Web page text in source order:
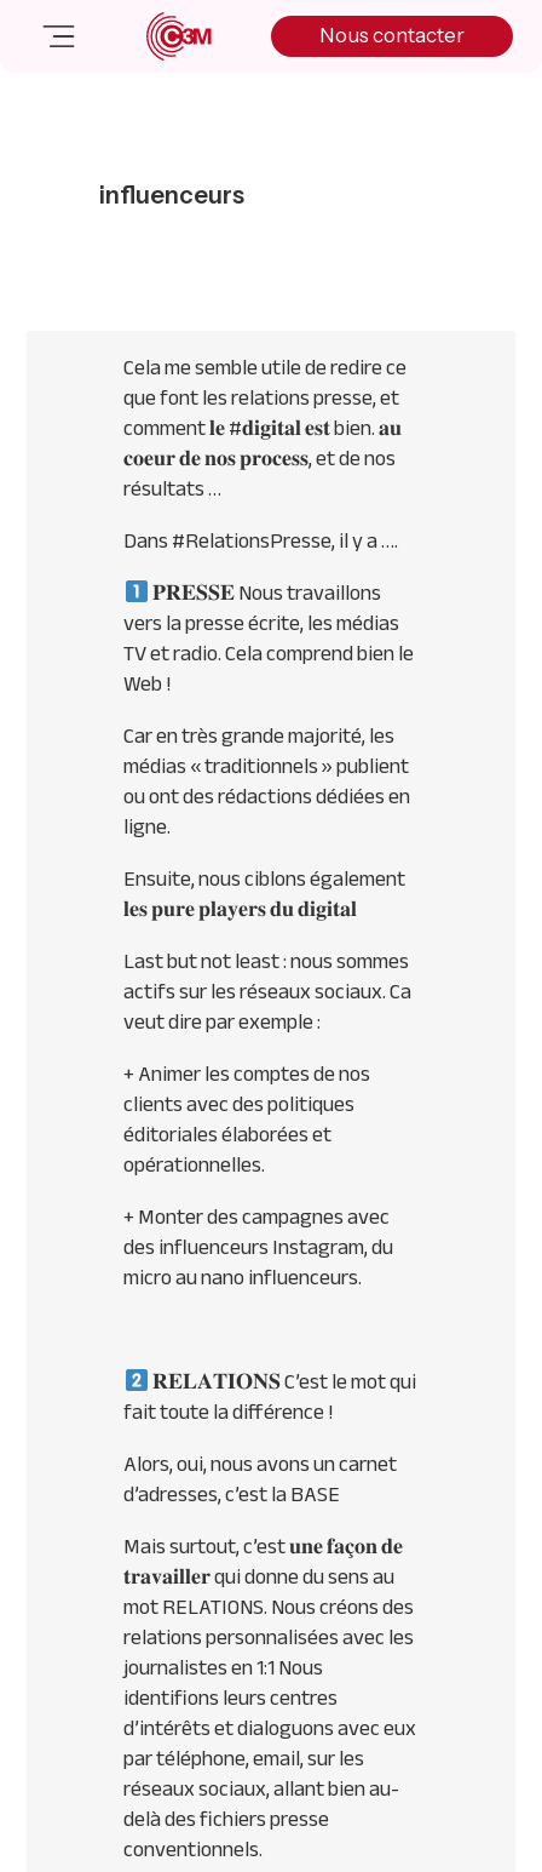
Nous contacter
Salle de presse
Nous contacter
influenceurs
Cela me semble utile de redire ce
que font les relations presse, et
comment 𝐥𝐞 #𝐝𝐢𝐠𝐢𝐭𝐚𝐥 𝐞𝐬𝐭 bien. 𝐚𝐮
𝐜𝐨𝐞𝐮𝐫 𝐝𝐞 𝐧𝐨𝐬 𝐩𝐫𝐨𝐜𝐞𝐬𝐬, et de nos
résultats …
Dans #RelationsPresse, il y a ….
𝐏𝐑𝐄𝐒𝐒𝐄 Nous travaillons
vers la presse écrite, les médias
TV et radio. Cela comprend bien le
Web !
Car en très grande majorité, les
médias « traditionnels » publient
ou ont des rédactions dédiées en
ligne.
Ensuite, nous ciblons également
𝐥𝐞𝐬 𝐩𝐮𝐫𝐞 𝐩𝐥𝐚𝐲𝐞𝐫𝐬 𝐝𝐮 𝐝𝐢𝐠𝐢𝐭𝐚𝐥
Last but not least : nous sommes
actifs sur les réseaux sociaux. Ca
veut dire par exemple :
+ Animer les comptes de nos
clients avec des politiques
éditoriales élaborées et
opérationnelles.
+ Monter des campagnes avec
des influenceurs Instagram, du
micro au nano influenceurs.
𝐑𝐄𝐋𝐀𝐓𝐈𝐎𝐍𝐒 C’est le mot qui
fait toute la différence !
Alors, oui, nous avons un carnet
d’adresses, c’est la BASE
Mais surtout, c’est 𝐮𝐧𝐞 𝐟𝐚𝐜̧𝐨𝐧 𝐝𝐞
𝐭𝐫𝐚𝐯𝐚𝐢𝐥𝐥𝐞𝐫 qui donne du sens au
mot RELATIONS. Nous créons des
relations personnalisées avec les
journalistes en 1:1 Nous
identifions leurs centres
d’intérêts et dialoguons avec eux
par téléphone, email, sur les
réseaux sociaux, allant bien au-
delà des fichiers presse
conventionnels.